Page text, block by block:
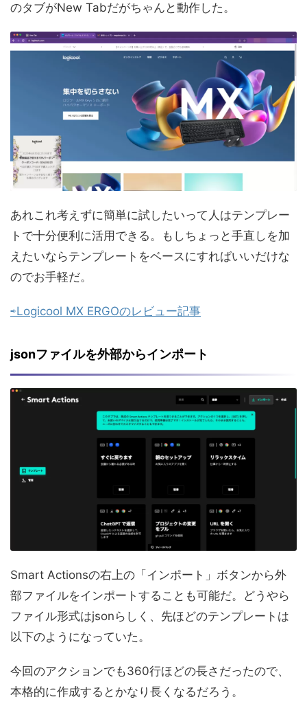
のタブがNew Tabだがちゃんと動作した。
あれこれ考えずに簡単に試したいって人はテンプレー
トで十分便利に活用できる。もしちょっと手直しを加
えたいならテンプレートをベースにすればいいだけな
のでお手軽だ。
⇨Logicool MX ERGOのレビュー記事
jsonファイルを外部からインポート
Smart Actionsの右上の「インポート」ボタンから外
部ファイルをインポートすることも可能だ。どうやら
ファイル形式はjsonらしく、先ほどのテンプレートは
以下のようになっていた。
今回のアクションでも360行ほどの長さだったので、
本格的に作成するとかなり長くなるだろう。